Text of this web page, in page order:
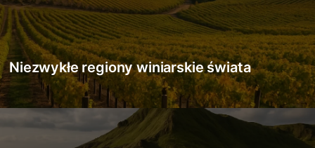
Niezwykłe regiony winiarskie świata